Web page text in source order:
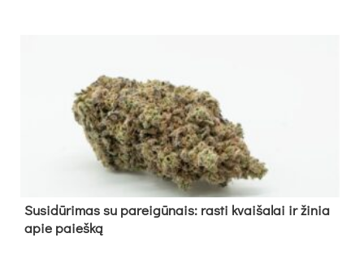
Su­si­dū­ri­mas su pa­rei­gū­nais: ras­ti kvai­ša­lai ir ži­nia
apie paieš­ką